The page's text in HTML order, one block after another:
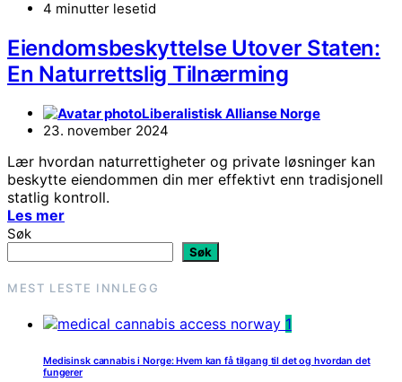
4 minutter lesetid
Eiendomsbeskyttelse Utover Staten:
En Naturrettslig Tilnærming
Liberalistisk Allianse Norge
23. november 2024
Lær hvordan naturrettigheter og private løsninger kan
beskytte eiendommen din mer effektivt enn tradisjonell
statlig kontroll.
Les mer
Søk
Søk
MEST LESTE INNLEGG
1
Medisinsk cannabis i Norge: Hvem kan få tilgang til det og hvordan det
fungerer